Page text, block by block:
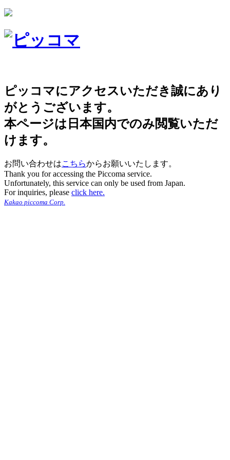
ピッコマにアクセスいただき誠にあり
がとうございます。
本ページは日本国内でのみ閲覧いただ
けます。
お問い合わせはこちらからお願いいたします。
Thank you for accessing the Piccoma service.
Unfortunately, this service can only be used from Japan.
For inquiries, please click here.
Kakao piccoma Corp.